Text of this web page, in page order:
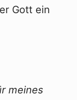
Gott ein
meines